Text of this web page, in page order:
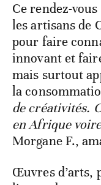
Ce rendez-
les artisans de
pour faire
innovant et
mais surtout
la
de créativités.
en Afrique
Morgane F.,
Œuvres d’arts,